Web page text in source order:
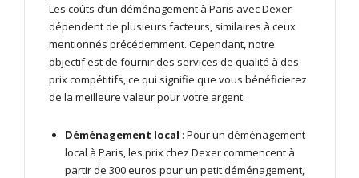
Les coûts d’un déménagement à Paris avec Dexer
dépendent de plusieurs facteurs, similaires à ceux
mentionnés précédemment. Cependant, notre
objectif est de fournir des services de qualité à des
prix compétitifs, ce qui signifie que vous bénéficierez
de la meilleure valeur pour votre argent.
Déménagement local : Pour un déménagement
local à Paris, les prix chez Dexer commencent à
partir de 300 euros pour un petit déménagement,